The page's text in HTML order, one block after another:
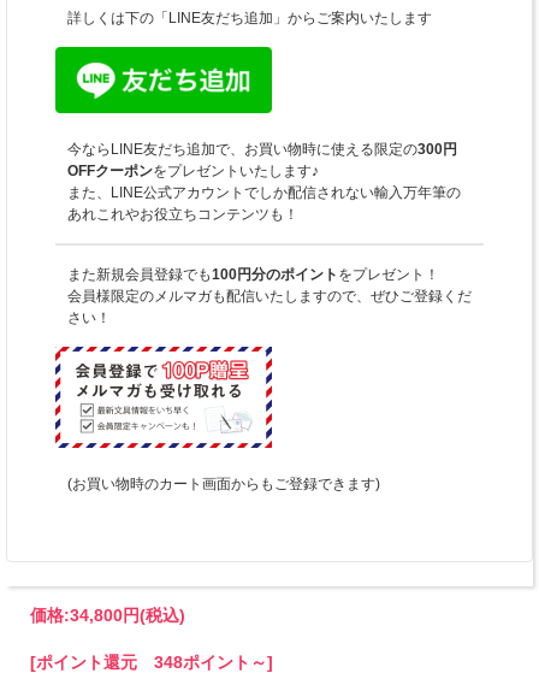
詳しくは下の「LINE友だち追加」からご案内いたします
今ならLINE友だち追加で、お買い物時に使える限定の300円
OFFクーポンをプレゼントいたします♪
また、LINE公式アカウントでしか配信されない輸入万年筆の
あれこれやお役立ちコンテンツも！
また新規会員登録でも100円分のポイント をプレゼント！
会員様限定のメルマガも配信いたしますので、ぜひご登録くだ
さい！
(お買い物時のカート画面からもご登録できます)
価格:34,800円(税込)
[ポイント還元 348ポイント～]